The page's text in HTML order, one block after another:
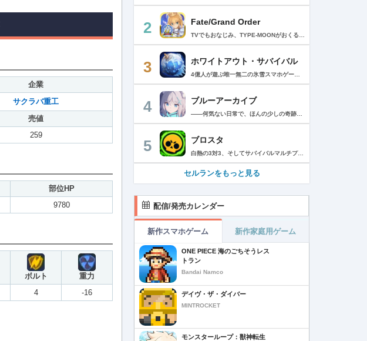
企業
サクラバ重工
売値
259
部位HP
9780
ボルト
重力
4 -16
2 Fate/Grand Order
3 ホワイトアウト・サバイバル
4 ブルーアーカイブ
5 ブロスタ
白熱の3対3、そしてサバイバルマルチプレイを楽しめるモバイルゲーム！3分間で展開する様々なゲームモード… 友達と共闘するもよし、一人で戦うもよし。 強力な必殺技や特殊能力を持ったキャラクターを入手して、アップグレードしましょう。ユニークなスキンを集めれば、戦場でひときわ目立つこと間違いなし！ブロスタワールドの不思議なステージで、バトルを繰り広げましょう！ ブロスタは無料でダウンロードおよびプレイが可能ですが、一部のゲーム内アイテムを有料で購入いただくことも可能です（ランダムなアイテムを含む）。ゲーム内アイテムの有料購入を希望しない場合は、デバイスの設定からアプリ内課金を無効にしてください。 様々なゲームモードで戦おう エメラルドハント（3対3）：チームの仲間と共に敵チームに勝利！エメラルドを10個集めたら最後まで守り抜きましょう。倒されるとエメラルドも失います。 バトルロイヤル（ソロ/デュオ）：生き残りをかけたサバイバルモード。キャラクターのパワーアップを集めましょう。デュオまたはソロモードを選んだら、大混乱の戦場で最後まで生き延びた者が勝者となります。そして勝者がすべてを独り占めします！ ブロストライカー（3対3）：ひと味違うゲームモードです！サッカーの腕試しといきましょう。先に2ゴールを決めたチームが勝利します。なおレッドカードはありませんので、激しいバトルにご注意ください。 賞金稼ぎ（3対3）：敵を倒して星を獲得！自分の星も守り抜きましょう。より多くの星を集めたチームの勝利です。 強奪（3対3）：チームの金庫を守りながら、敵チームの金庫の破壊を目指します。ひっそりと前進したら、豪快にお宝までの道を切り拓きましょう！ 特別イベント：期間限定の特別な対人および対CPUゲームモードです。 チャンピオンシップチャレンジ：ブロスタのゲーム内予選に参加して、eスポーツの世界に飛び込みましょう！ キャラクターのアンロックとアップグレード 強力な必殺技や特殊能力を持ったキャラクターを集めて、アップグレードしましょう。キャラクターを強化して、ユニークなスキンを集めましょう。 ブロスタパス クエストやブロスタボックス、エメラルド、ピンズ、そしてブロスタパス限定スキンなど、特典が盛りだくさん！シーズンごとに特典は変わります。 MVPプレイヤーになろう ローカルのランキングを駆け上がり、あなたの強さを証明しましょう！ どんな時も進化しよう 新たなキャラクターやスキン、マップ、特別イベント、ゲームモードを探し求めましょう。 特徴： 3対3のリアルタイム対戦で世界中のプレイヤーとバトル 白熱のモバイル向けサバイバルマルチプレイ 独自の攻撃や必殺技を持った、強力な新キャラクターをアンロック 日々入れ替わるイベントとゲームモード バトルは一人でも、フレンドと一緒でもプレイ可能 グローバルまたはローカルのランキングを駆け上がろう 仲間とクラブを結成したり参加したりして、情報交換しながら共に戦おう スキンをアンロックしてキャラクターをカスタマイズ プレイヤーが作った攻略の難しい新マップ クラッシュ・オブ・クラン、クラッシュ・ロワイヤル、ブーム・ビーチの制作会社がお届けするバトルゲーム！ サポート： サポートが必要な際は、ゲーム内の設定の「ヘルプとサポート」からご連絡いただくか、http://supercell.helpshift.com/a/brawl-stars/をご覧ください。 プライバシーポリシー： http://supercell.com/en/privacy-policy/jp/ サービス利用規約： http://supercell.com/en/terms-of-service/jp/ 保護者の皆さまへ： http://supercell.com/en/parents/jp/
セルランをもっと見る
配信/発売カレンダー
新作スマホゲーム 新作家庭用ゲーム
ONE PIECE 海のごちそうレス
トラン
Bandai Namco
デイヴ・ザ・ダイバー
MINTROCKET
モンスターループ：獣神転生